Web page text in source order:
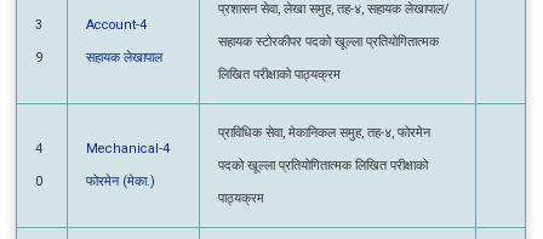
9 सहायक लेखापाल
सहायक स्टोरकीपर पदको खूल्ला प्रतियोगितात्मक
लिखित परीक्षाको पाठ्यक्रम
0 फोरमेन (मेका.)
प्राविधिक सेवा, मेकानिकल समुह, तह-४, फोरमेन
पदको खूल्ला प्रतियोगितात्मक लिखित परीक्षाको
पाठ्यक्रम
प्राविधिक सेवा, इलेक्ट्रिकल समुह, तह-४, फोरमेन